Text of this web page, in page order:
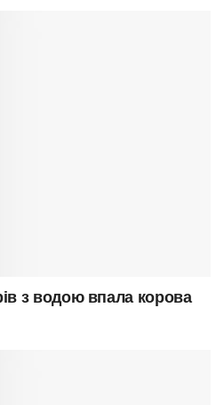
з водою впала корова